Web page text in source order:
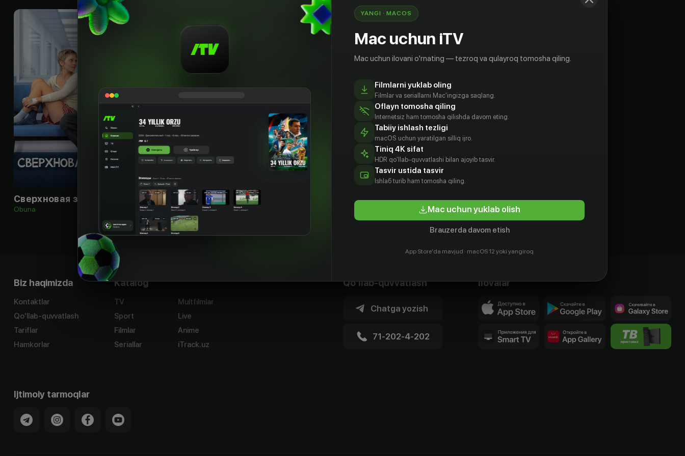
Сверхновая звезда
Obuna
Biz haqimizda
Kontaktlar
Qo'llab-quvvatlash
Tariflar
Hamkorlar
Katalog
TV
Sport
Filmlar
Seriallar
Multfilmlar
Live
Anime
iTrack.uz
Qo'llab-quvvatlash
Chatga yozish
71-202-4-202
Ilovalar
Ijtimoiy tarmoqlar
YANGI · MACOS
Mac uchun iTV
Mac uchun ilovani o'rnating — tezroq va qulayroq tomosha qiling.
Filmlarni yuklab oling
Filmlar va seriallarni Mac'ingizga saqlang.
Oflayn tomosha qiling
Internetsiz ham tomosha qilishda davom eting.
Tabiiy ishlash tezligi
macOS uchun yaratilgan silliq ijro.
Tiniq 4K sifat
HDR qo'llab-quvvatlashi bilan ajoyib tasvir.
Tasvir ustida tasvir
Ishlаб turib ham tomosha qiling.
Mac uchun yuklab olish
Brauzerda davom etish
App Store'da mavjud · macOS 12 yoki yangiroq